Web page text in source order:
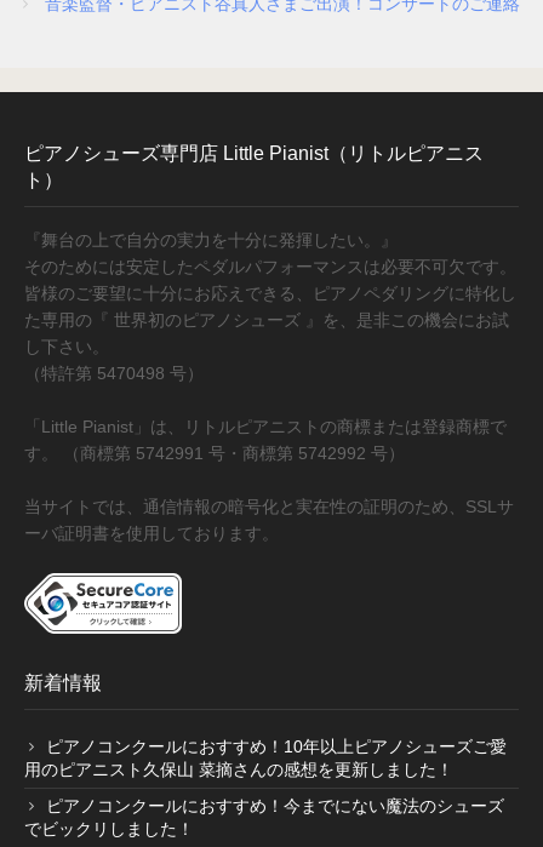
ピアニストの声
愛用ピアニストの声１
愛用ピアニストの声２
愛用ピアニストの声３
ピアノシューズ愛用音楽家等
愛用ピアニスト コンサート情報
指導者・ご購入者の声
ピアノシューズ専門店 Little Pianist（リトルピアニス
ト）
『舞台の上で自分の実力を十分に発揮したい。』
そのためには安定したペダルパフォーマンスは必要不可欠です。
皆様のご要望に十分にお応えできる、ピアノペダリングに特化し
た専用の『 世界初のピアノシューズ 』を、是非この機会にお試
し下さい。
（特許第 5470498 号）
「Little Pianist」は、リトルピアニストの商標または登録商標で
す。 （商標第 5742991 号・商標第 5742992 号）
当サイトでは、通信情報の暗号化と実在性の証明のため、SSLサ
ーバ証明書を使用しております。
新着情報
ピアノコンクールにおすすめ！10年以上ピアノシューズご愛
用のピアニスト久保山 菜摘さんの感想を更新しました！
ピアノコンクールにおすすめ！今までにない魔法のシューズ
でビックリしました！